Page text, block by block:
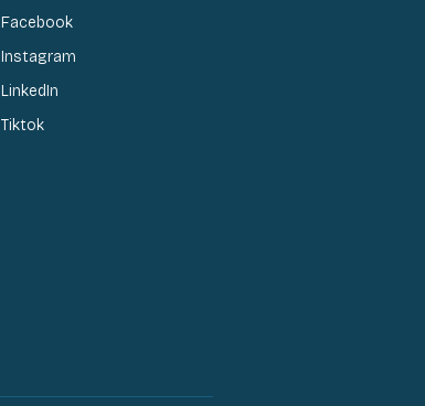
Facebook
Instagram
LinkedIn
Tiktok